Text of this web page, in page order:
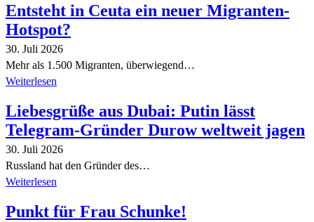
Entsteht in Ceuta ein neuer Migranten-
Hotspot?
30. Juli 2026
Mehr als 1.500 Migranten, überwiegend…
Weiterlesen
Liebesgrüße aus Dubai: Putin lässt
Telegram-Gründer Durow weltweit jagen
30. Juli 2026
Russland hat den Gründer des…
Weiterlesen
Punkt für Frau Schunke!